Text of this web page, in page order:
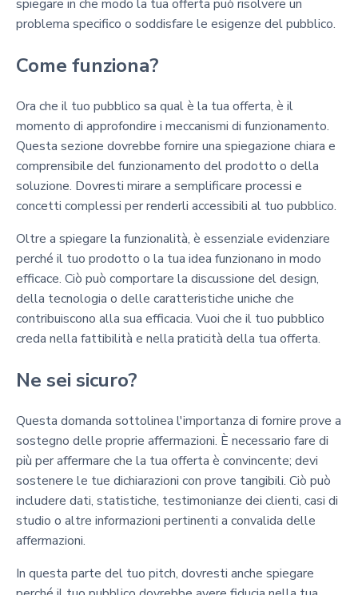
spiegare in che modo la tua offerta può risolvere un
problema specifico o soddisfare le esigenze del pubblico.
Come funziona?
Ora che il tuo pubblico sa qual è la tua offerta, è il
momento di approfondire i meccanismi di funzionamento.
Questa sezione dovrebbe fornire una spiegazione chiara e
comprensibile del funzionamento del prodotto o della
soluzione. Dovresti mirare a semplificare processi e
concetti complessi per renderli accessibili al tuo pubblico.
Oltre a spiegare la funzionalità, è essenziale evidenziare
perché il tuo prodotto o la tua idea funzionano in modo
efficace. Ciò può comportare la discussione del design,
della tecnologia o delle caratteristiche uniche che
contribuiscono alla sua efficacia. Vuoi che il tuo pubblico
creda nella fattibilità e nella praticità della tua offerta.
Ne sei sicuro?
Questa domanda sottolinea l'importanza di fornire prove a
sostegno delle proprie affermazioni. È necessario fare di
più per affermare che la tua offerta è convincente; devi
sostenere le tue dichiarazioni con prove tangibili. Ciò può
includere dati, statistiche, testimonianze dei clienti, casi di
studio o altre informazioni pertinenti a convalida delle
affermazioni.
In questa parte del tuo pitch, dovresti anche spiegare